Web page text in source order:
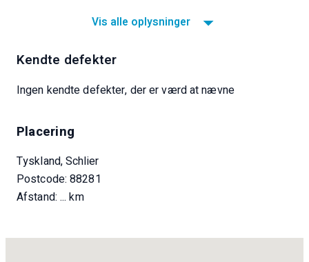
Vis alle oplysninger
Kendte defekter
Ingen kendte defekter, der er værd at nævne
Placering
Tyskland, Schlier
Postcode: 88281
Afstand:... km